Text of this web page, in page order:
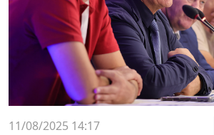
11/08/2025 14:17